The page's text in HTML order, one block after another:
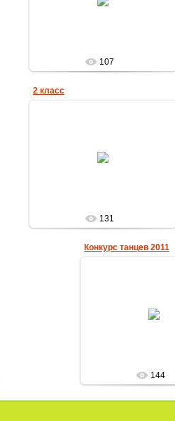
107
2 класс
131
Конкурс танцев 2011
144